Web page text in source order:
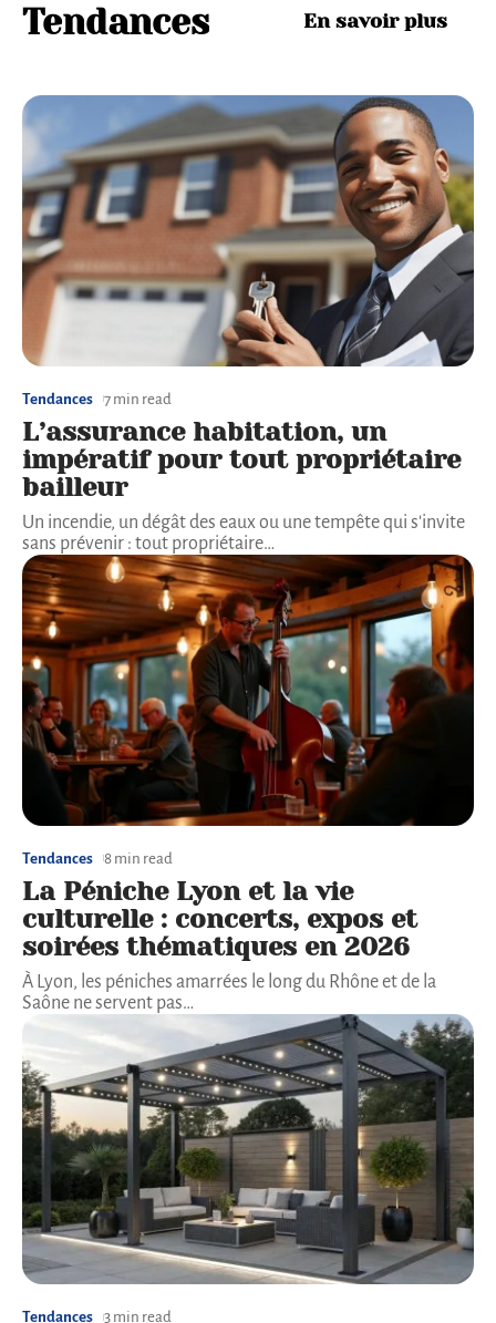
Tendances En savoir plus
Tendances 7 min read
L’assurance habitation, un
impératif pour tout propriétaire
bailleur
Un incendie, un dégât des eaux ou une tempête qui s'invite
sans prévenir : tout propriétaire…
Tendances 8 min read
La Péniche Lyon et la vie
culturelle : concerts, expos et
soirées thématiques en 2026
À Lyon, les péniches amarrées le long du Rhône et de la
Saône ne servent pas…
Tendances 3 min read